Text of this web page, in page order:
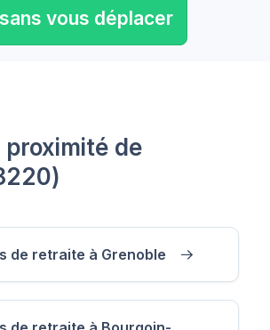
vous déplacer
proximité de
de retraite à Grenoble